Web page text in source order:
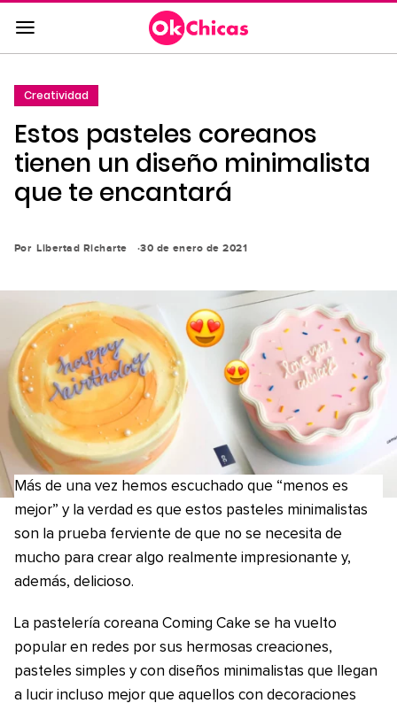
Saltar
al
contenido
a
la
navegación
principal
Creatividad
Estos pasteles coreanos
tienen un diseño minimalista
que te encantará
Por Libertad Richarte 30 de enero de 2021
Más de una vez hemos escuchado que “menos es
mejor” y la verdad es que estos pasteles minimalistas
son la prueba ferviente de que no se necesita de
mucho para crear algo realmente impresionante y,
además, delicioso.
La pastelería coreana Coming Cake se ha vuelto
popular en redes por sus hermosas creaciones,
pasteles simples y con diseños minimalistas que llegan
a lucir incluso mejor que aquellos con decoraciones